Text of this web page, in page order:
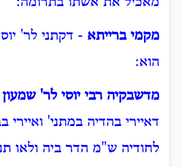
מקמי ברייתא - דקתני לר'
הוא:
מדשבקיה רבי יוסי לר' שמעון
דאיירי בהדיה במתני' ואיירי
לחודיה ש"מ הדר ביה ולאו